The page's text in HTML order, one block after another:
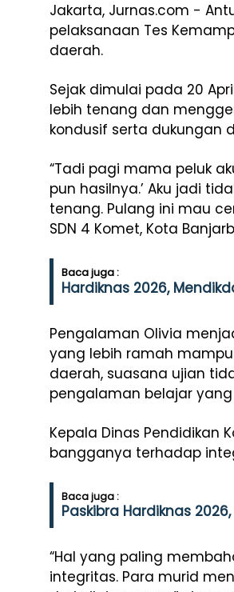
Jakarta, Jurnas.com -
pelaksanaan Tes
daerah.
Sejak dimulai pada 20
lebih tenang dan
kondusif serta dukungan
“Tadi pagi mama peluk
pun hasilnya.’ Aku jadi
tenang. Pulang ini mau
SDN 4 Komet, Kota
Baca juga :
Hardiknas 2026,
Pengalaman Olivia
yang lebih ramah
daerah, suasana ujian
pengalaman belajar
Kepala Dinas Pendidikan
bangganya terhadap
Baca juga :
Paskibra Hardiknas
“Hal yang paling
integritas. Para murid